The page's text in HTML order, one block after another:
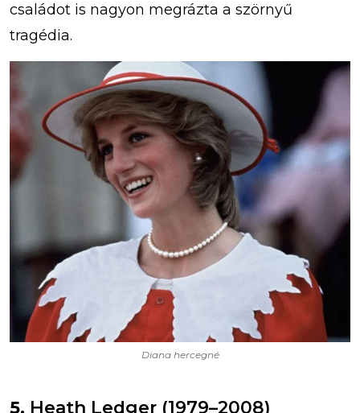
családot is nagyon megrázta a szörnyű
tragédia.
Diana hercegné
5. Heath Ledger (1979–2008)